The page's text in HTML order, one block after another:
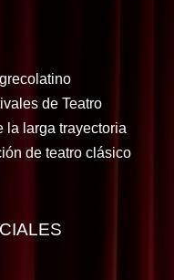
de Teatro
la larga trayectoria
de teatro clásico